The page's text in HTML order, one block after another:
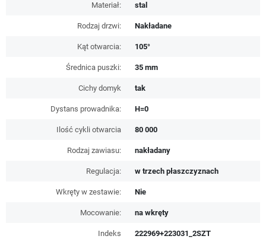
Materiał: stal
Rodzaj drzwi: Nakładane
Kąt otwarcia: 105°
Średnica puszki: 35 mm
Cichy domyk tak
Dystans prowadnika: H=0
Ilość cykli otwarcia 80 000
Rodzaj zawiasu: nakładany
Regulacja: w trzech płaszczyznach
Wkręty w zestawie: Nie
Mocowanie: na wkręty
Indeks 222969+223031_2SZT